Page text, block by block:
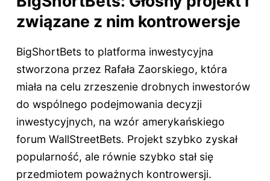
związane z nim kontrowersje
BigShortBets to platforma inwestycyjna
stworzona przez Rafała Zaorskiego, która
miała na celu zrzeszenie drobnych inwestorów
do wspólnego podejmowania decyzji
inwestycyjnych, na wzór amerykańskiego
forum WallStreetBets. Projekt szybko zyskał
popularność, ale równie szybko stał się
przedmiotem poważnych kontrowersji.